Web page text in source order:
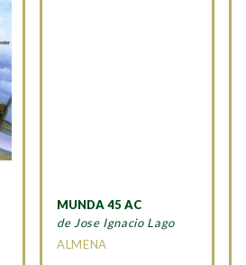
MUNDA 45 AC
de Jose Ignacio Lago
ALMENA